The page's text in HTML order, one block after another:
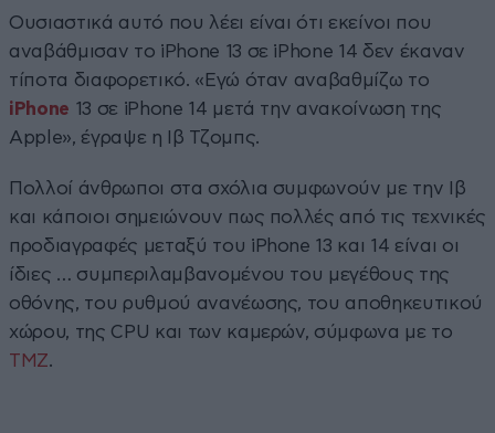
Ουσιαστικά αυτό που λέει είναι ότι εκείνοι που
αναβάθμισαν το iPhone 13 σε iPhone 14 δεν έκαναν
τίποτα διαφορετικό. «Eγώ όταν αναβαθμίζω το
iPhone 13 σε iPhone 14 μετά την ανακοίνωση της
Apple», έγραψε η Ιβ Τζομπς.
Πολλοί άνθρωποι στα σχόλια συμφωνούν με την Ιβ
και κάποιοι σημειώνουν πως πολλές από τις τεχνικές
προδιαγραφές μεταξύ του iPhone 13 και 14 είναι οι
ίδιες … συμπεριλαμβανομένου του μεγέθους της
οθόνης, του ρυθμού ανανέωσης, του αποθηκευτικού
χώρου, της CPU και των καμερών, σύμφωνα με το
TMZ.